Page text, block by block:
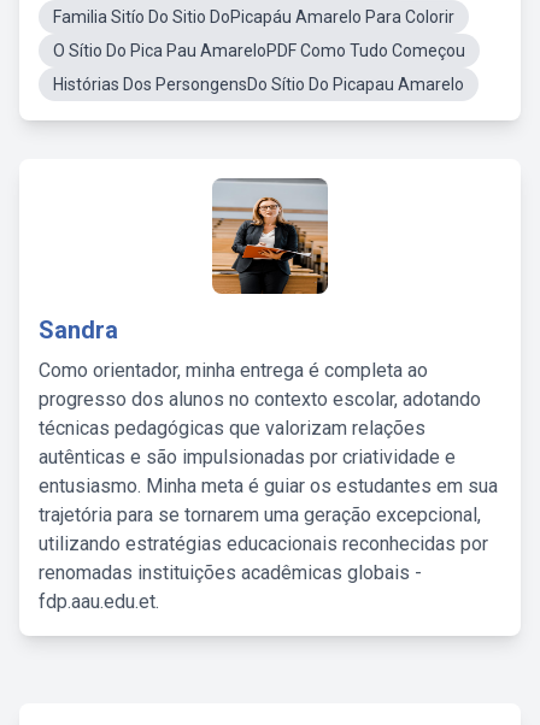
Familia Sitío Do Sitio DoPicapáu Amarelo Para Colorir
O Sítio Do Pica Pau AmareloPDF Como Tudo Começou
Histórias Dos PersongensDo Sítio Do Picapau Amarelo
Sandra
Como orientador, minha entrega é completa ao
progresso dos alunos no contexto escolar, adotando
técnicas pedagógicas que valorizam relações
autênticas e são impulsionadas por criatividade e
entusiasmo. Minha meta é guiar os estudantes em sua
trajetória para se tornarem uma geração excepcional,
utilizando estratégias educacionais reconhecidas por
renomadas instituições acadêmicas globais -
fdp.aau.edu.et.